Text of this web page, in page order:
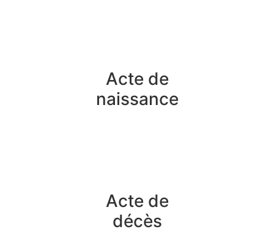
Acte de
naissance
Acte de
décès